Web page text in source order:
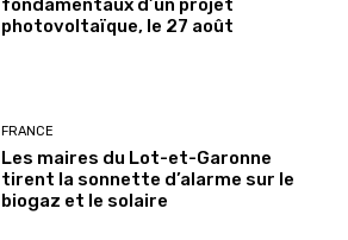
fondamentaux d’un projet
photovoltaïque, le 27 août
FRANCE
Les maires du Lot-et-Garonne
tirent la sonnette d’alarme sur le
biogaz et le solaire